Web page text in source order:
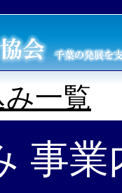
一覧
事業